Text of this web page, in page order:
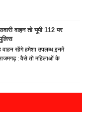
वाहन तो यूपी 112 पर
रहेंगे हमेशा उपलब्ध,इनमें
: वैसे तो महिलाओं के